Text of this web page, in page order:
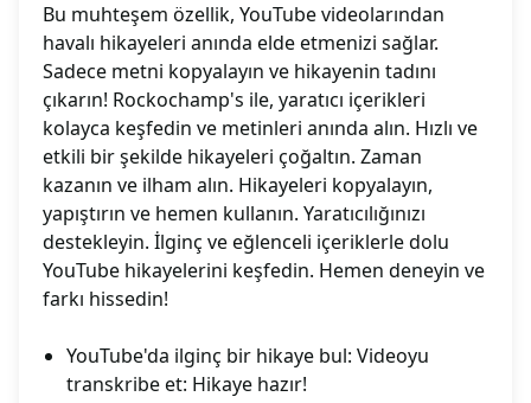
Bu muhteşem özellik, YouTube videolarından
havalı hikayeleri anında elde etmenizi sağlar.
Sadece metni kopyalayın ve hikayenin tadını
çıkarın! Rockochamp's ile, yaratıcı içerikleri
kolayca keşfedin ve metinleri anında alın. Hızlı ve
etkili bir şekilde hikayeleri çoğaltın. Zaman
kazanın ve ilham alın. Hikayeleri kopyalayın,
yapıştırın ve hemen kullanın. Yaratıcılığınızı
destekleyin. İlginç ve eğlenceli içeriklerle dolu
YouTube hikayelerini keşfedin. Hemen deneyin ve
farkı hissedin!
YouTube'da ilginç bir hikaye bul: Videoyu
transkribe et: Hikaye hazır!